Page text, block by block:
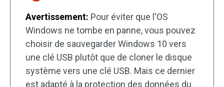
Avertissement: Pour éviter que l'OS
Windows ne tombe en panne, vous pouvez
choisir de sauvegarder Windows 10 vers
une clé USB plutôt que de cloner le disque
système vers une clé USB. Mais ce dernier
est adapté à la protection des données du